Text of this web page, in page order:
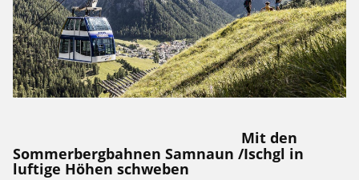
Mit den
Sommerbergbahnen Samnaun /Ischgl in
luftige Höhen schweben